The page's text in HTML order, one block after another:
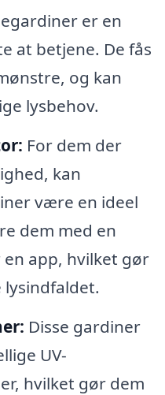
er en
at betjene. De fås
og kan
lysbehov.
For dem der
kan
være en ideel
dem med en
app, hvilket gør
Disse gardiner
UV-
hvilket gør dem